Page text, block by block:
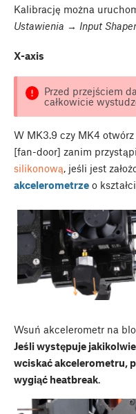
Kalibrację można
Ustawienia → Input
X-axis
Przed przejściem
całkowicie
W MK3.9 czy MK4 otwórz
[fan-door] zanim
silikonową, jeśli jest
akcelerometrze o
Wsuń akcelerometr na
Jeśli występuje
wciskać akcelerometru,
wygiąć heatbreak.